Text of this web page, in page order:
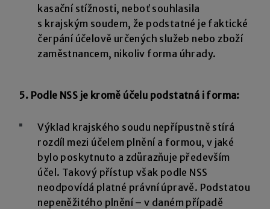
kasační stížnosti, neboť souhlasila
s krajským soudem, že podstatné je faktické
čerpání účelově určených služeb nebo zboží
zaměstnancem, nikoliv forma úhrady.
5. Podle NSS je kromě účelu podstatná i forma:
Výklad krajského soudu nepřípustně stírá
rozdíl mezi účelem plnění a formou, v jaké
bylo poskytnuto a zdůrazňuje především
účel. Takový přístup však podle NSS
neodpovídá platné právní úpravě. Podstatou
nepeněžitého plnění – v daném případě